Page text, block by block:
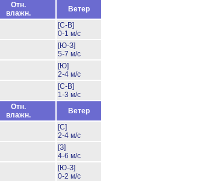
Отн.
влажн.
Ветер
[С-В]
0-1 м/с
[Ю-З]
5-7 м/с
[Ю]
2-4 м/с
[С-В]
1-3 м/с
Отн.
влажн.
Ветер
[С]
2-4 м/с
[З]
4-6 м/с
[Ю-З]
0-2 м/с